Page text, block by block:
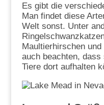
Es gibt die
Man findet diese
Welt sonst. Unter
Maultierhirschen
auch beachten,
Tiere dort aufhalten